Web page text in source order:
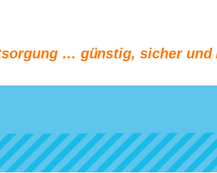
… günstig, sicher und